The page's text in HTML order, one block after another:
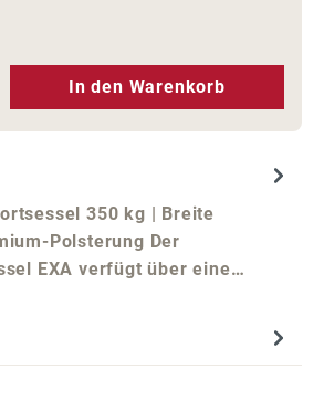
Gib den
In den Warenkorb
350 kg | Breite
Polsterung Der
EXA verfügt über eine…